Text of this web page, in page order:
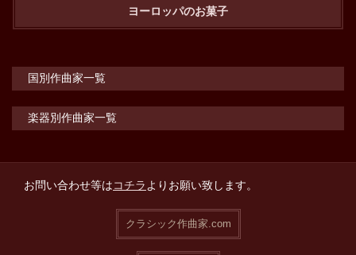
ヨーロッパのお菓子
国別作曲家一覧
楽器別作曲家一覧
お問い合わせ等はコチラよりお願い致します。
クラシック作曲家.com